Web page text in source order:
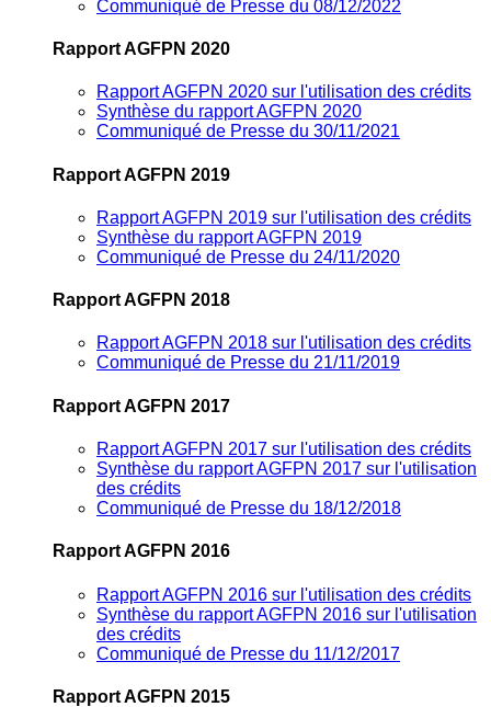
Communiqué de Presse du 08/12/2022
Rapport AGFPN 2020
Rapport AGFPN 2020 sur l'utilisation des crédits
Synthèse du rapport AGFPN 2020
Communiqué de Presse du 30/11/2021
Rapport AGFPN 2019
Rapport AGFPN 2019 sur l'utilisation des crédits
Synthèse du rapport AGFPN 2019
Communiqué de Presse du 24/11/2020
Rapport AGFPN 2018
Rapport AGFPN 2018 sur l'utilisation des crédits
Communiqué de Presse du 21/11/2019
Rapport AGFPN 2017
Rapport AGFPN 2017 sur l'utilisation des crédits
Synthèse du rapport AGFPN 2017 sur l'utilisation
des crédits
Communiqué de Presse du 18/12/2018
Rapport AGFPN 2016
Rapport AGFPN 2016 sur l'utilisation des crédits
Synthèse du rapport AGFPN 2016 sur l'utilisation
des crédits
Communiqué de Presse du 11/12/2017
Rapport AGFPN 2015